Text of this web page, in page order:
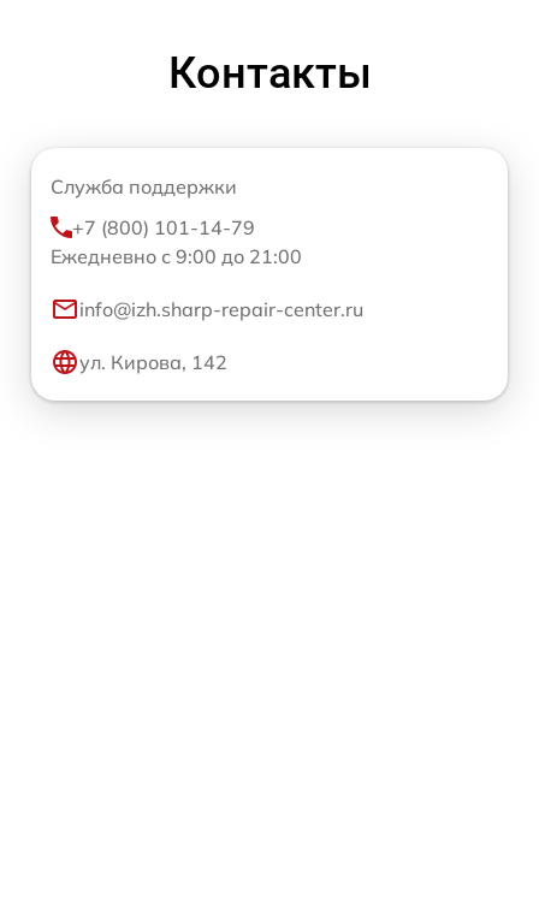
Контакты
Служба поддержки
+7 (800) 101-14-79
Ежедневно с 9:00 до 21:00
info@izh.sharp-repair-center.ru
ул. Кирова, 142